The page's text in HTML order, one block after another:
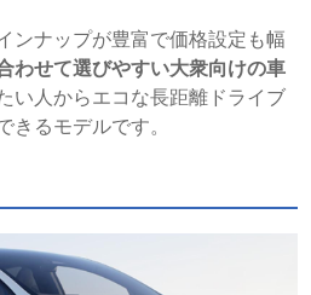
ンナップが豊富で価格設定も幅
わせて選びやすい大衆向けの車
い人からエコな長距離ドライブ
きるモデルです。